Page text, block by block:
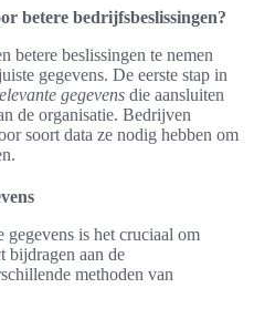
betere bedrijfsbeslissingen?
betere beslissingen te nemen
gegevens. De eerste stap in
gegevens die aansluiten
de organisatie. Bedrijven
soort data ze nodig hebben om
is het cruciaal om
bijdragen aan de
methoden van